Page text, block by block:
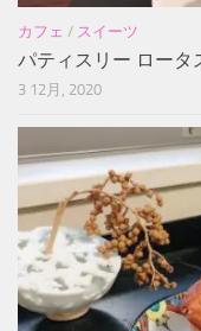
カフェ / スイーツ
パティスリー ロータ
3 12月, 2020